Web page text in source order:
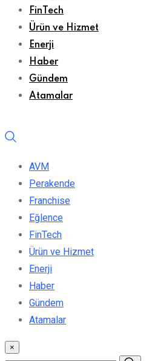
FinTech
Ürün ve Hizmet
Enerji
Haber
Gündem
Atamalar
AVM
Perakende
Franchise
Eğlence
FinTech
Ürün ve Hizmet
Enerji
Haber
Gündem
Atamalar
×